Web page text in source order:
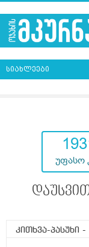
სიახლეები
უფასო
კითხვა-პასუხი -